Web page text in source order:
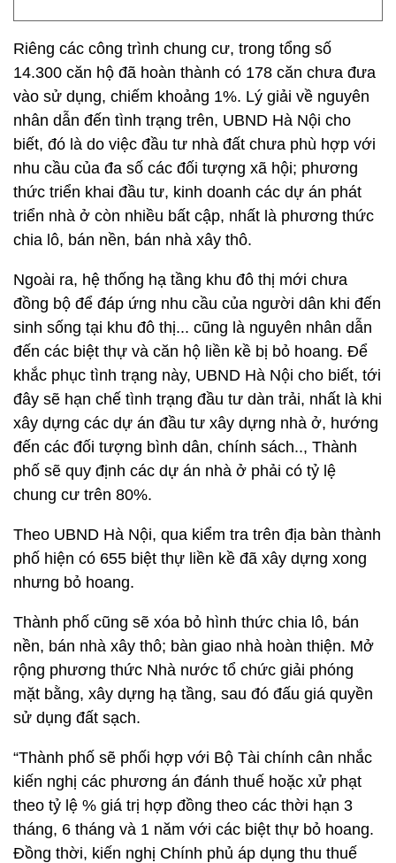
Riêng các công trình chung cư, trong tổng số
14.300 căn hộ đã hoàn thành có 178 căn chưa đưa
vào sử dụng, chiếm khoảng 1%. Lý giải về nguyên
nhân dẫn đến tình trạng trên, UBND Hà Nội cho
biết, đó là do việc đầu tư nhà đất chưa phù hợp với
nhu cầu của đa số các đối tượng xã hội; phương
thức triển khai đầu tư, kinh doanh các dự án phát
triển nhà ở còn nhiều bất cập, nhất là phương thức
chia lô, bán nền, bán nhà xây thô.
Ngoài ra, hệ thống hạ tầng khu đô thị mới chưa
đồng bộ để đáp ứng nhu cầu của người dân khi đến
sinh sống tại khu đô thị... cũng là nguyên nhân dẫn
đến các biệt thự và căn hộ liền kề bị bỏ hoang. Để
khắc phục tình trạng này, UBND Hà Nội cho biết, tới
đây sẽ hạn chế tình trạng đầu tư dàn trải, nhất là khi
xây dựng các dự án đầu tư xây dựng nhà ở, hướng
đến các đối tượng bình dân, chính sách.., Thành
phố sẽ quy định các dự án nhà ở phải có tỷ lệ
chung cư trên 80%.
Theo UBND Hà Nội, qua kiểm tra trên địa bàn thành
phố hiện có 655 biệt thự liền kề đã xây dựng xong
nhưng bỏ hoang.
Thành phố cũng sẽ xóa bỏ hình thức chia lô, bán
nền, bán nhà xây thô; bàn giao nhà hoàn thiện. Mở
rộng phương thức Nhà nước tổ chức giải phóng
mặt bằng, xây dựng hạ tầng, sau đó đấu giá quyền
sử dụng đất sạch.
“Thành phố sẽ phối hợp với Bộ Tài chính cân nhắc
kiến nghị các phương án đánh thuế hoặc xử phạt
theo tỷ lệ % giá trị hợp đồng theo các thời hạn 3
tháng, 6 tháng và 1 năm với các biệt thự bỏ hoang.
Đồng thời, kiến nghị Chính phủ áp dụng thu thuế